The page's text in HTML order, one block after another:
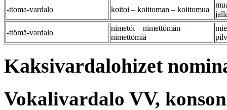
-ttoma-vardalo koitoi – koittoman – koittomua
-ttömä-vardalo
nimetöi – nimettömän –
nimettömiä
Kaksivardalohizet
Vokalivardalo VV,